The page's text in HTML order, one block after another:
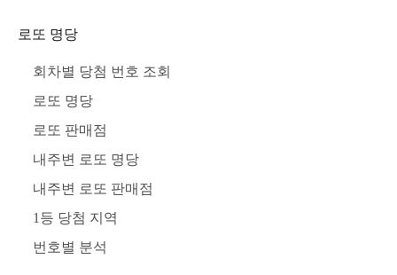
로또 명당
회차별 당첨 번호 조회
로또 명당
로또 판매점
내주변 로또 명당
내주변 로또 판매점
1등 당첨 지역
번호별 분석